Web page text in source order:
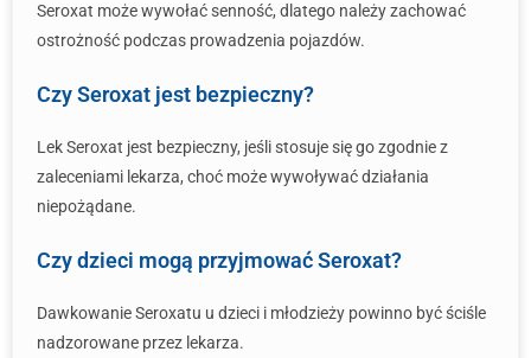
Seroxat może wywołać senność, dlatego należy zachować
ostrożność podczas prowadzenia pojazdów.
Czy Seroxat jest bezpieczny?
Lek Seroxat jest bezpieczny, jeśli stosuje się go zgodnie z
zaleceniami lekarza, choć może wywoływać działania
niepożądane.
Czy dzieci mogą przyjmować Seroxat?
Dawkowanie Seroxatu u dzieci i młodzieży powinno być ściśle
nadzorowane przez lekarza.